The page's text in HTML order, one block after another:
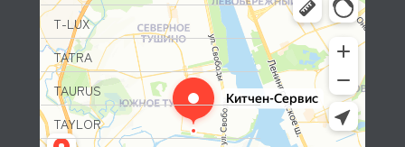
T-LUX
TATRA
TAURUS
TAYLOR